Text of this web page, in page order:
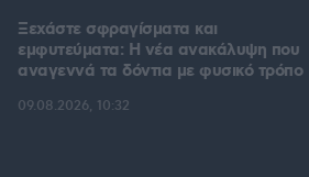
Ξεχάστε σφραγίσματα και
εμφυτεύματα: Η νέα ανακάλυψη που
αναγεννά τα δόντια με φυσικό τρόπο
09.08.2026, 10:32